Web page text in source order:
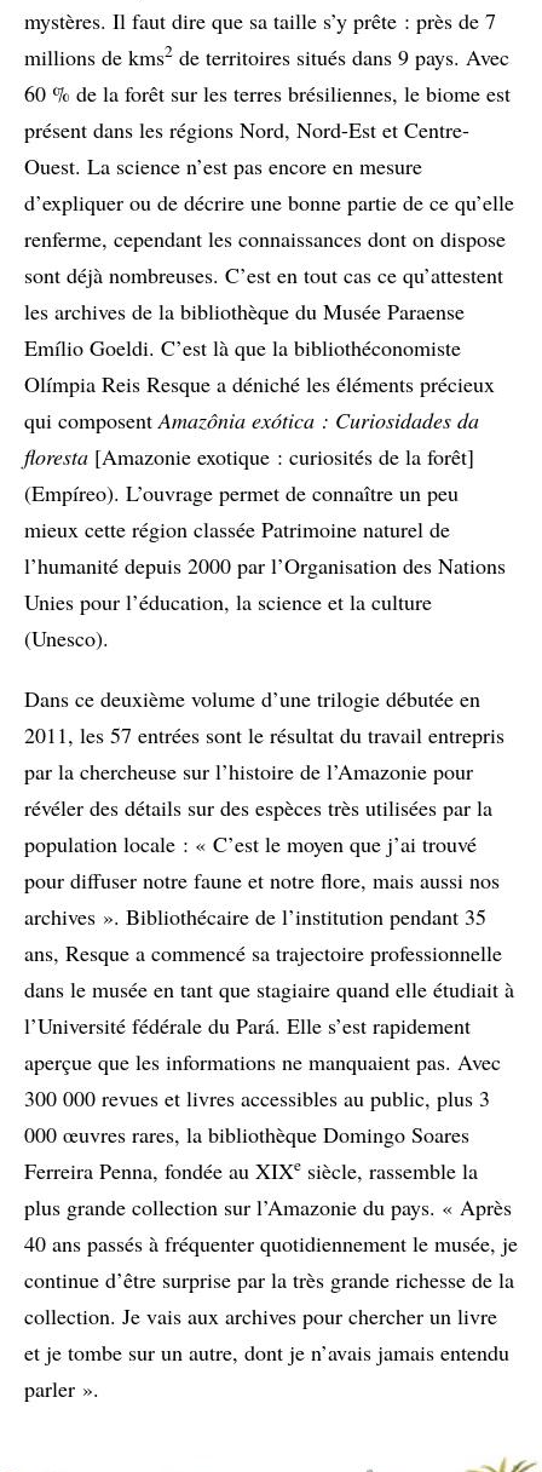
mystères. Il faut dire que sa taille s’y prête : près de 7
millions de kms2 de territoires situés dans 9 pays. Avec
60 % de la forêt sur les terres brésiliennes, le biome est
présent dans les régions Nord, Nord-Est et Centre-
Ouest. La science n’est pas encore en mesure
d’expliquer ou de décrire une bonne partie de ce qu’elle
renferme, cependant les connaissances dont on dispose
sont déjà nombreuses. C’est en tout cas ce qu’attestent
les archives de la bibliothèque du Musée Paraense
Emílio Goeldi. C’est là que la bibliothéconomiste
Olímpia Reis Resque a déniché les éléments précieux
qui composent Amazônia exótica : Curiosidades da
floresta [Amazonie exotique : curiosités de la forêt]
(Empíreo). L’ouvrage permet de connaître un peu
mieux cette région classée Patrimoine naturel de
l’humanité depuis 2000 par l’Organisation des Nations
Unies pour l’éducation, la science et la culture
(Unesco).
Dans ce deuxième volume d’une trilogie débutée en
2011, les 57 entrées sont le résultat du travail entrepris
par la chercheuse sur l’histoire de l’Amazonie pour
révéler des détails sur des espèces très utilisées par la
population locale : « C’est le moyen que j’ai trouvé
pour diffuser notre faune et notre flore, mais aussi nos
archives ». Bibliothécaire de l’institution pendant 35
ans, Resque a commencé sa trajectoire professionnelle
dans le musée en tant que stagiaire quand elle étudiait à
l’Université fédérale du Pará. Elle s’est rapidement
aperçue que les informations ne manquaient pas. Avec
300 000 revues et livres accessibles au public, plus 3
000 œuvres rares, la bibliothèque Domingo Soares
Ferreira Penna, fondée au XIXe siècle, rassemble la
plus grande collection sur l’Amazonie du pays. « Après
40 ans passés à fréquenter quotidiennement le musée, je
continue d’être surprise par la très grande richesse de la
collection. Je vais aux archives pour chercher un livre
et je tombe sur un autre, dont je n’avais jamais entendu
parler ».